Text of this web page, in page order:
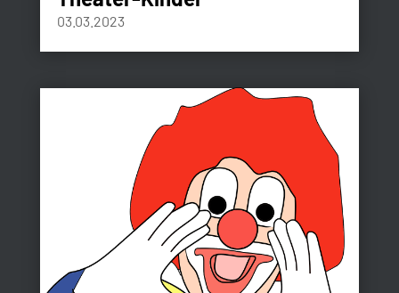
03.03.2023